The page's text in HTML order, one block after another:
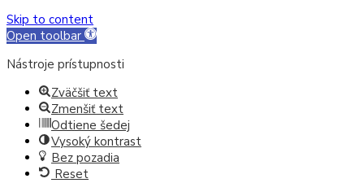
Skip to content
Open toolbar
Nástroje prístupnosti
Zväčšiť text
Zmenšiť text
Odtiene šedej
Vysoký kontrast
Bez pozadia
Reset